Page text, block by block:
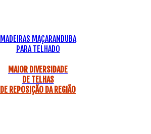
MADEIRAS MAÇARANDUBA
PARA TELHADO
MAIOR DIVERSIDADE
DE TELHAS
DE REPOSIÇÃO DA REGIÃO